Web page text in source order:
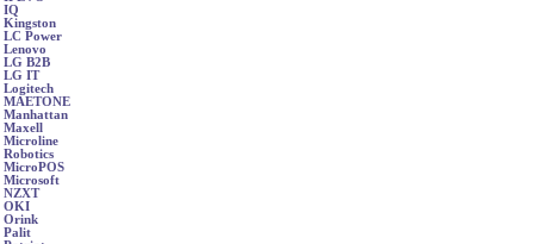
IQ
Kingston
LC Power
Lenovo
LG B2B
LG IT
Logitech
MAETONE
Manhattan
Maxell
Microline
Robotics
MicroPOS
Microsoft
NZXT
OKI
Orink
Palit